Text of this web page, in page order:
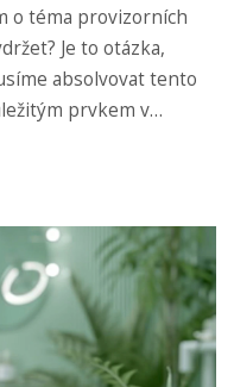
o téma provizorních
Je to otázka,
absolvovat tento
prvkem v
novém příspěvku,